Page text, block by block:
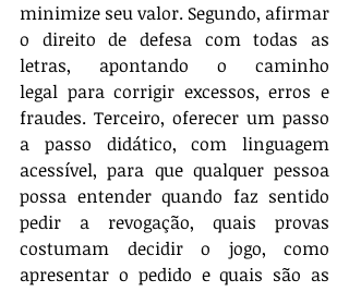
minimize seu valor. Segundo, afirmar
o direito de defesa com todas as
letras, apontando o caminho
legal para corrigir excessos, erros e
fraudes. Terceiro, oferecer um passo
a passo didático, com linguagem
acessível, para que qualquer pessoa
possa entender quando faz sentido
pedir a revogação, quais provas
costumam decidir o jogo, como
apresentar o pedido e quais são as